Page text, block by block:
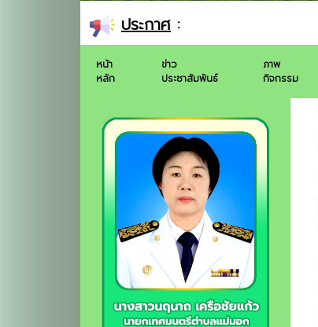
ประกาศ :
หน้า
หลัก
ข่าว
ประชาสัมพันธ์
ภาพ
กิจกรรม